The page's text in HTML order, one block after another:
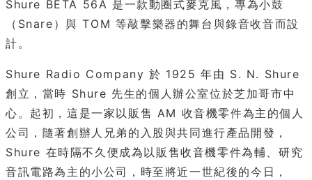
Shure BETA 56A 是一款動圈式麥克風，專為小鼓
（Snare）與 TOM 等敲擊樂器的舞台與錄音收音而設
計。
Shure Radio Company 於 1925 年由 S. N. Shure
創立，當時 Shure 先生的個人辦公室位於芝加哥市中
心。起初，這是一家以販售 AM 收音機零件為主的個人
公司，隨著創辦人兄弟的入股與共同進行產品開發，
Shure 在時隔不久便成為以販售收音機零件為輔、研究
音訊電路為主的小公司，時至將近一世紀後的今日，